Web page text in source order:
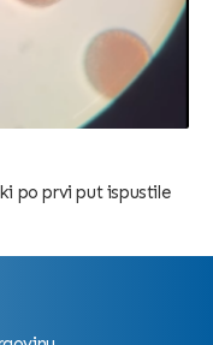
po prvi put ispustile